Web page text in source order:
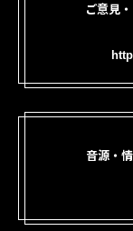
ご意見
音源・